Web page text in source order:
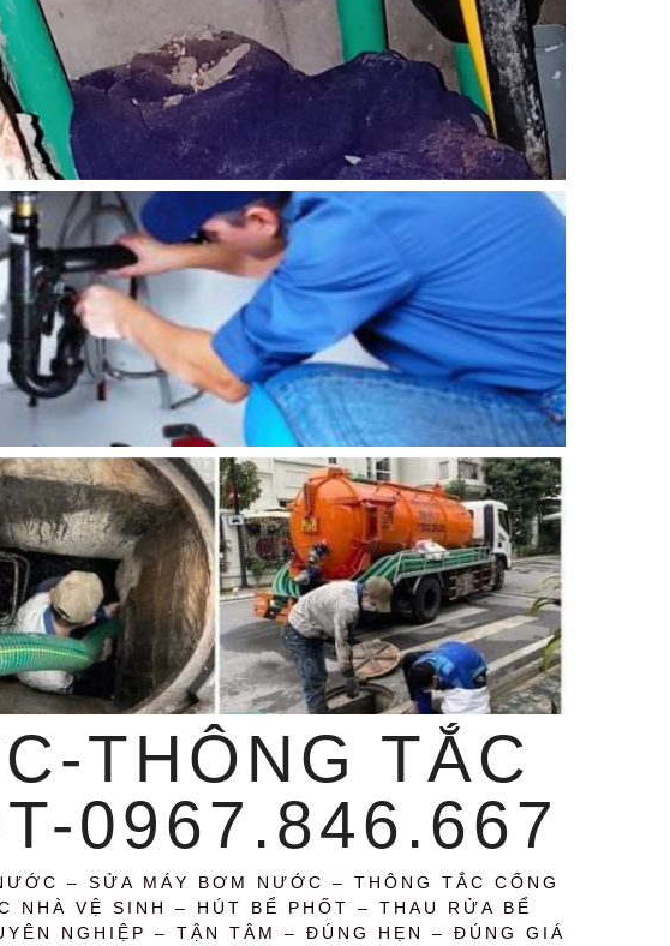
THÔNG TẮC
0967.846.667
– SỬA MÁY BƠM NƯỚC – THÔNG TẮC CỐNG
NHÀ VỆ SINH – HÚT BỂ PHỐT – THAU RỬA BỂ
NGHIỆP – TẬN TÂM – ĐÚNG HẸN – ĐÚNG GIÁ